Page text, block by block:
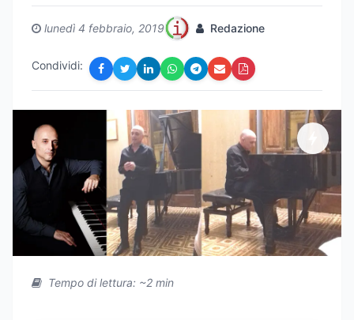
lunedì 4 febbraio, 2019 Redazione
Condividi:
Tempo di lettura: ~2 min